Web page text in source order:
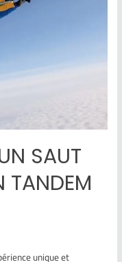
SAUT
TANDEM
unique et